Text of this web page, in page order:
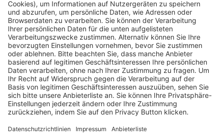
Pässe und Vereinswechsel
Trainerausbildung
Schulungsangebot Vereinsmitarbeiter
BFV-Geschäftsstellen
Trainerbörse
Login SpielPlus
FOLGE DEM BFV